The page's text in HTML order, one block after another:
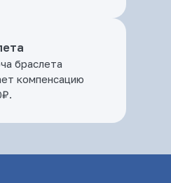
браслета
компенсацию